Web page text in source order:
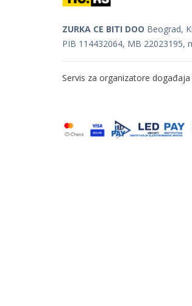
ZURKA CE BITI DOO Beograd,
PIB 114432064, MB 22023195,
Servis za organizatore